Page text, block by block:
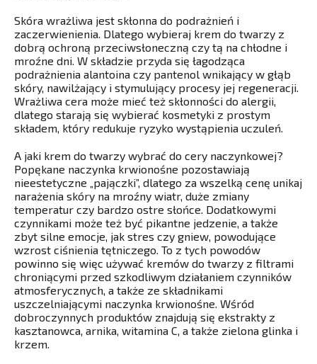
Skóra wrażliwa jest skłonna do podrażnień i
zaczerwienienia. Dlatego wybieraj krem do twarzy z
dobrą ochroną przeciwsłoneczną czy tą na chłodne i
mroźne dni. W składzie przyda się łagodząca
podrażnienia alantoina czy pantenol wnikający w głąb
skóry, nawilżający i stymulujący procesy jej regeneracji.
Wrażliwa cera może mieć też skłonności do alergii,
dlatego starają się wybierać kosmetyki z prostym
składem, który redukuje ryzyko wystąpienia uczuleń.
A jaki krem do twarzy wybrać do cery naczynkowej?
Popękane naczynka krwionośne pozostawiają
nieestetyczne „pajączki”, dlatego za wszelką cenę unikaj
narażenia skóry na mroźny wiatr, duże zmiany
temperatur czy bardzo ostre słońce. Dodatkowymi
czynnikami może też być pikantne jedzenie, a także
zbyt silne emocje, jak stres czy gniew, powodujące
wzrost ciśnienia tętniczego. To z tych powodów
powinno się więc używać kremów do twarzy z filtrami
chroniącymi przed szkodliwym działaniem czynników
atmosferycznych, a także ze składnikami
uszczelniającymi naczynka krwionośne. Wśród
dobroczynnych produktów znajdują się ekstrakty z
kasztanowca, arnika, witamina C, a także zielona glinka i
krzem.